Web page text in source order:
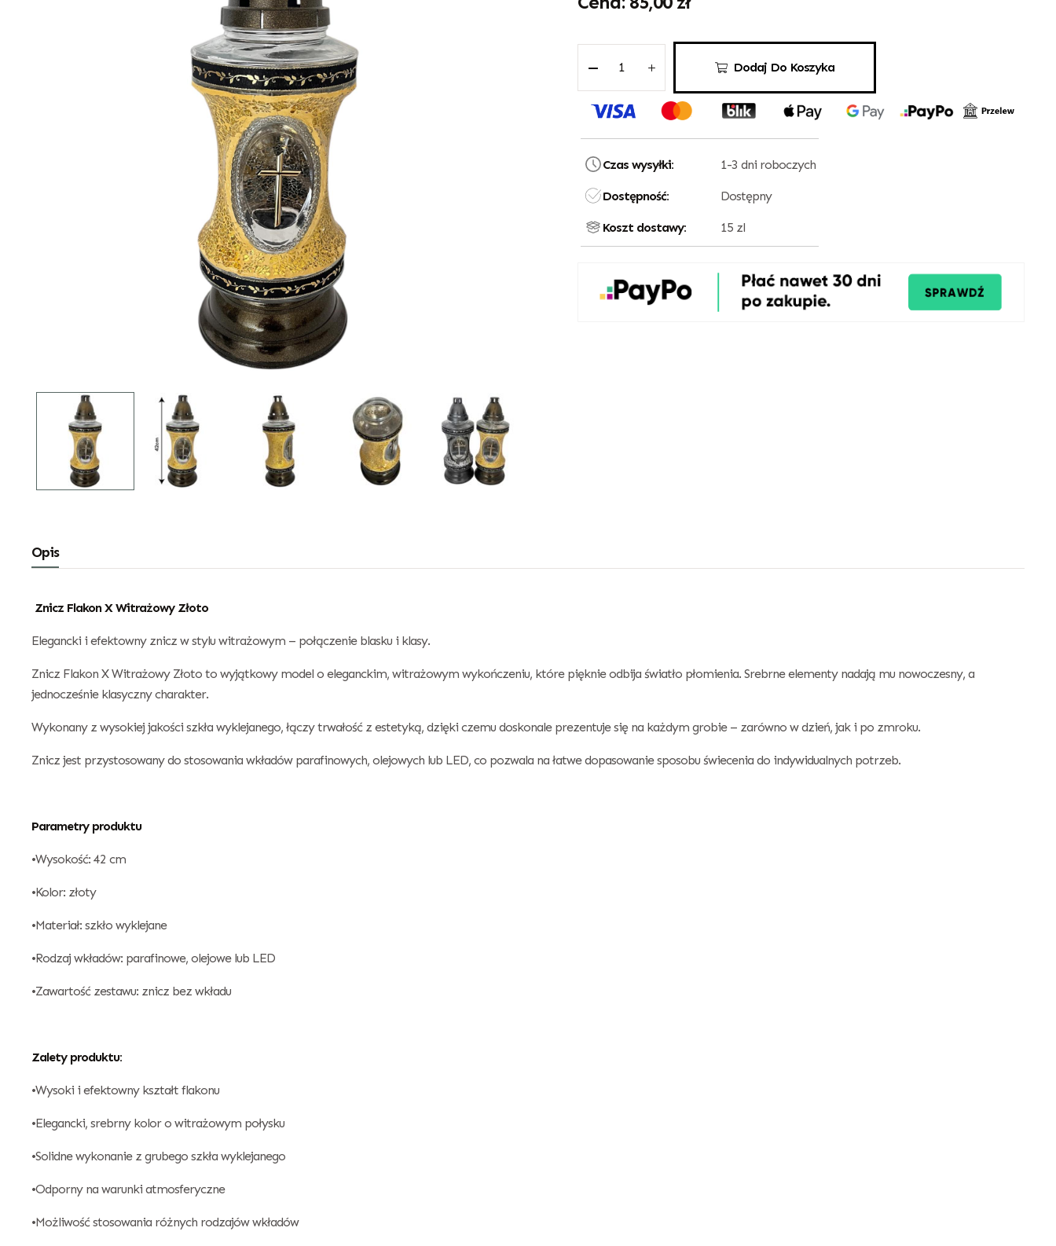
Dodaj Do Koszyka
Czas wysyłki: 1-3 dni roboczych
Dostępność: Dostępny
Koszt dostawy: 15 zl
Opis
Znicz Flakon X Witrażowy Złoto
Elegancki i efektowny znicz w stylu witrażowym – połączenie blasku i klasy.
Znicz Flakon X Witrażowy Złoto to wyjątkowy model o eleganckim, witrażowym wykończeniu, które pięknie odbija światło płomienia. Srebrne elementy nadają mu nowoczesny, a
jednocześnie klasyczny charakter.
Wykonany z wysokiej jakości szkła wyklejanego, łączy trwałość z estetyką, dzięki czemu doskonale prezentuje się na każdym grobie – zarówno w dzień, jak i po zmroku.
Znicz jest przystosowany do stosowania wkładów parafinowych, olejowych lub LED, co pozwala na łatwe dopasowanie sposobu świecenia do indywidualnych potrzeb.
Parametry produktu
•Wysokość: 42 cm
•Kolor: złoty
•Materiał: szkło wyklejane
•Rodzaj wkładów: parafinowe, olejowe lub LED
•Zawartość zestawu: znicz bez wkładu
Zalety produktu:
•Wysoki i efektowny kształt flakonu
•Elegancki, srebrny kolor o witrażowym połysku
•Solidne wykonanie z grubego szkła wyklejanego
•Odporny na warunki atmosferyczne
•Możliwość stosowania różnych rodzajów wkładów